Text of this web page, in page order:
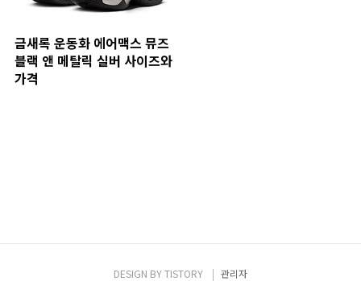
금새록 운동화 에어맥스 뮤즈
블랙 앤 메탈릭 실버 사이즈와
가격
DESIGN BYTISTORY 관리자